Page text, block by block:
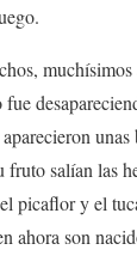
fruto salían las
picaflor y el
ahora son